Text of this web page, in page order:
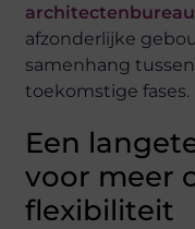
architectenbureau
afzonderlijke
samenhang
toekomstige fases.
Een
voor meer
flexibiliteit